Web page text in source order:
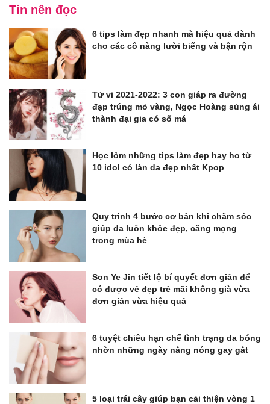
Tin nên đọc
6 tips làm đẹp nhanh mà hiệu quả dành
cho các cô nàng lười biếng và bận rộn
Tử vi 2021-2022: 3 con giáp ra đường
đạp trúng mỏ vàng, Ngọc Hoàng sủng ái
thành đại gia có số má
Học lỏm những tips làm đẹp hay ho từ
10 idol có làn da đẹp nhất Kpop
Quy trình 4 bước cơ bản khi chăm sóc
giúp da luôn khỏe đẹp, căng mọng
trong mùa hè
Son Ye Jin tiết lộ bí quyết đơn giản để
có được vẻ đẹp trẻ mãi không già vừa
đơn giản vừa hiệu quả
6 tuyệt chiêu hạn chế tình trạng da bóng
nhờn những ngày nắng nóng gay gắt
5 loại trái cây giúp bạn cải thiện vòng 1